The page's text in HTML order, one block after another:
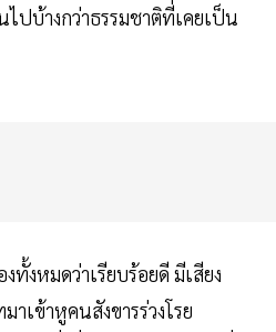
ปบ้างกว่าธรรมชาติที่เคยเป็น
ทั้งหมดว่าเรียบร้อยดี มีเสียง
เข้าหูคนสังขารร่วงโรย